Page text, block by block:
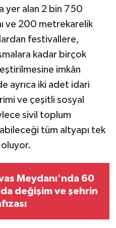
yer alan 2 bin 750
ve 200 metrekarelik
festivallere,
kadar birçok
imkân
ayrıca iki adet idari
ve çeşitli sosyal
sivil toplum
tüm altyapı tek
Meydanı'nda 60
değişim ve şehrin